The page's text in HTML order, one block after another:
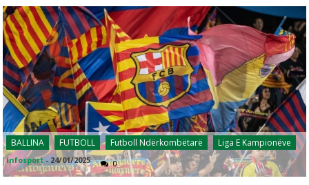
BALLINA FUTBOLL Futboll Ndërkombëtarë Liga E Kampionëve
infosport - 24/01/2025 0